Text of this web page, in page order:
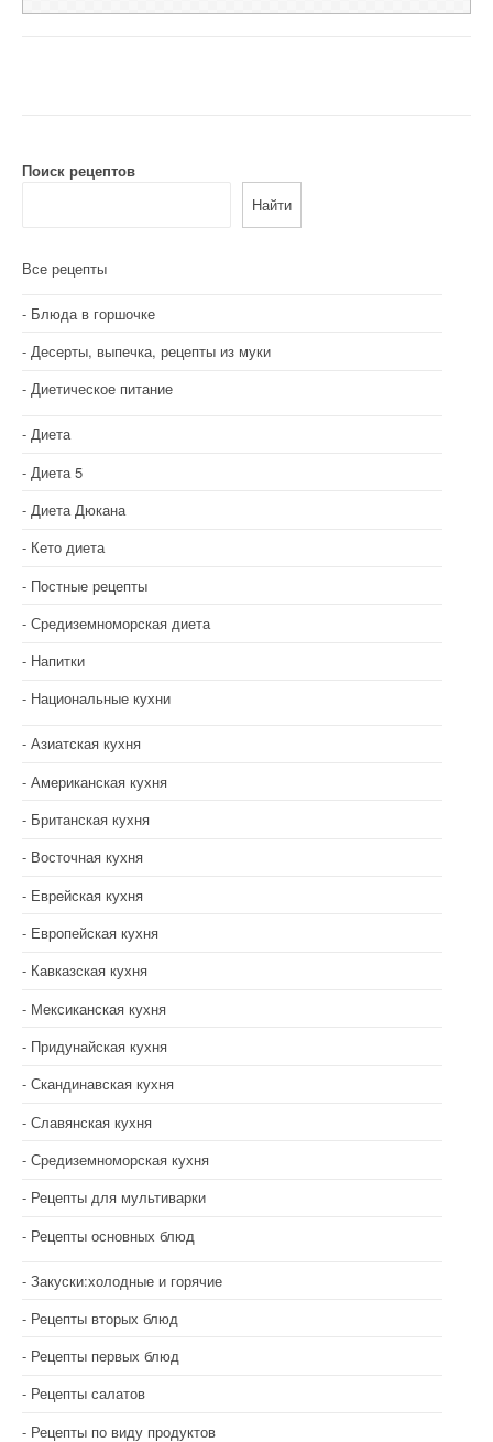
Поиск рецептов
Найти
Все рецепты
Блюда в горшочке
Десерты, выпечка, рецепты из муки
Диетическое питание
Диета
Диета 5
Диета Дюкана
Кето диета
Постные рецепты
Средиземноморская диета
Напитки
Национальные кухни
Азиатская кухня
Американская кухня
Британская кухня
Восточная кухня
Еврейская кухня
Европейская кухня
Кавказская кухня
Мексиканская кухня
Придунайская кухня
Скандинавская кухня
Славянская кухня
Средиземноморская кухня
Рецепты для мультиварки
Рецепты основных блюд
Закуски:холодные и горячие
Рецепты вторых блюд
Рецепты первых блюд
Рецепты салатов
Рецепты по виду продуктов